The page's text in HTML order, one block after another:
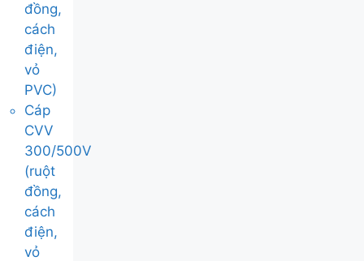
đồng,
cách
điện,
vỏ
PVC)
Cáp
CVV
300/500V
(ruột
đồng,
cách
điện,
vỏ